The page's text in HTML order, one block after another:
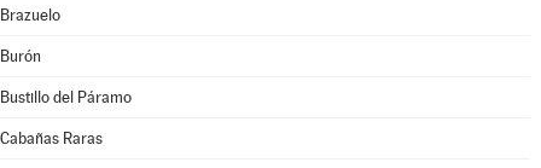
Brazuelo
Burón
Bustillo del Páramo
Cabañas Raras